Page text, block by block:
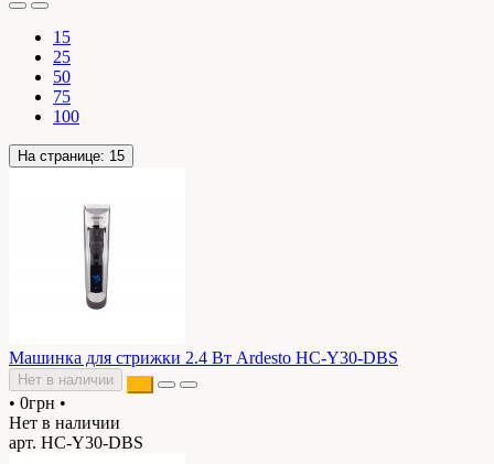
15
25
50
75
100
На странице: 15
Машинка для стрижки 2.4 Вт Ardesto HC-Y30-DBS
Нет в наличии
• 0грн •
Нет в наличии
арт. HC-Y30-DBS